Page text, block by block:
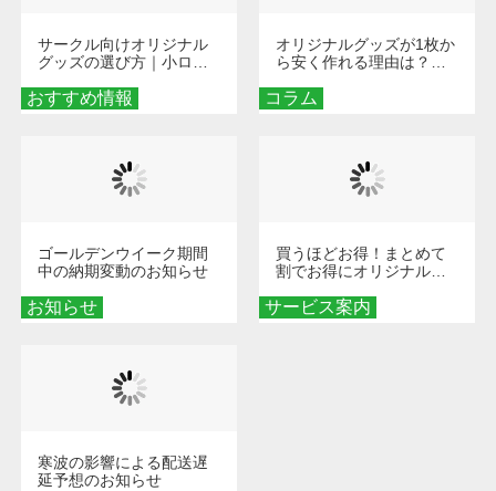
おすすめ情報
サークル向けオリジナル
グッズの選び方｜小ロッ
める秘訣
コラム
オリジナルグッズが1枚か
ら安く作れる理由は？オ
とメリットを解説
お知らせ
ゴールデンウイーク期間
中の納期変動のお知らせ
サービス案内
買うほどお得！まとめて
割でお得にオリジナルグ
寒波の影響による配送遅
延予想のお知らせ